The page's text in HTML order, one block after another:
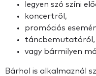
legyen szó színi
koncertről,
promóciós
táncbemutatóról,
vagy bármilyen
Bárhol is alkalmaznál